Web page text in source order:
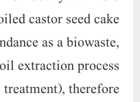
castor seed cake
as a biowaste,
extraction process
therefore